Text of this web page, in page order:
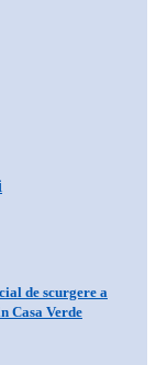
de scurgere a
Casa Verde